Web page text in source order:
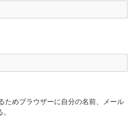
ためブラウザーに自分の名前、メール